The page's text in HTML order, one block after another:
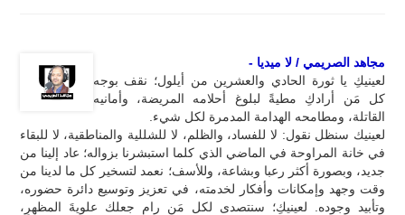
مجاهد الصريمي / لا ميديا -
لعينيكِ يا ثورة الحادي والعشرين من أيلول؛ نقف بوجه
كل مَن أرادكِ مطيةً لبلوغ أحلامه المريضة، وأمانيه
القاتلة، ومطامحه الهدامة المدمرة لكل شيء.
لعينيك سنظل نقول: لا للفساد، والظلم، لا للشللية والمناطقية، لا للبقاء
في خانة المراوحة في الماضي الذي كلما استبشرنا بزواله؛ عاد إلينا من
جديد، وبصورة أكثر رعبا وبشاعة، وللأسف؛ نعمد لتسخير كل ما لدينا من
وقت وجهد وإمكانات وأفكار لخدمته، في تعزيز وتوسيع دائرة حضوره،
وتأبيد وجوده. لعينيكِ؛ سنتصدى لكل مَن رام جعلك علويةَ المظهرِ،